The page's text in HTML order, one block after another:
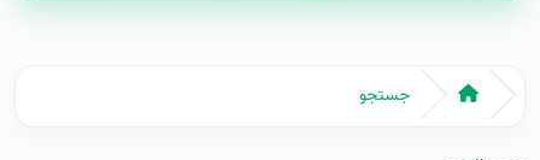
جستجو